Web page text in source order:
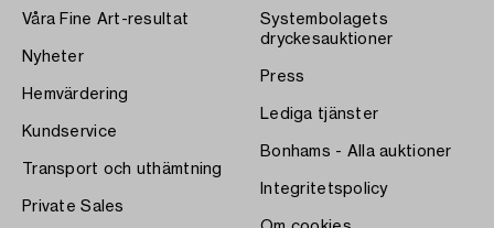
Våra Fine Art-resultat
Nyheter
Hemvärdering
Kundservice
Transport och uthämtning
Private Sales
Systembolagets
dryckesauktioner
Press
Lediga tjänster
Bonhams - Alla auktioner
Integritetspolicy